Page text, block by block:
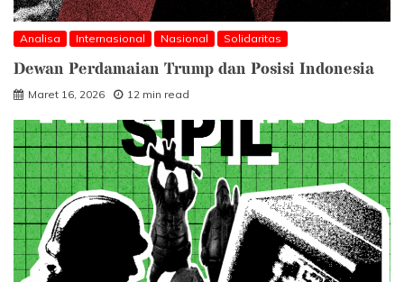
Analisa Internasional Nasional Solidaritas
Dewan Perdamaian Trump dan Posisi Indonesia
Maret 16, 2026 12 min read